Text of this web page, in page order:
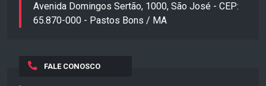
Avenida Domingos Sertão, 1000, São José - CEP:
65.870-000 - Pastos Bons / MA
FALE CONOSCO